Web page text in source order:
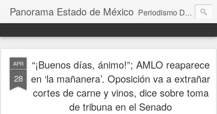
Panorama Estado de México Periodismo Digital
APR
28
“¡Buenos días, ánimo!”; AMLO reaparece
en ‘la mañanera’. Oposición va a extrañar
cortes de carne y vinos, dice sobre toma
de tribuna en el Senado